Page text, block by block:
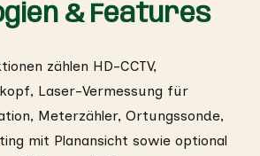
& Features
zählen HD-CCTV,
Laser-Vermessung für
Meterzähler, Ortungssonde,
mit Planansicht sowie optional